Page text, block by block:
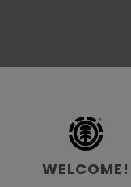
WELCOME!